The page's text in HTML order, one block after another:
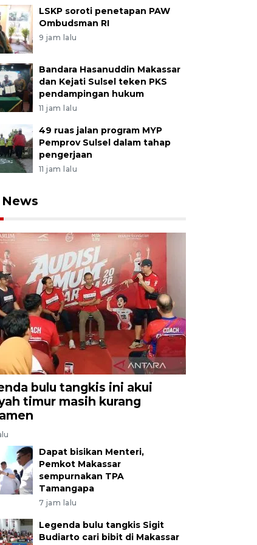
LSKP soroti penetapan PAW
Ombudsman RI
9 jam lalu
Bandara Hasanuddin Makassar
dan Kejati Sulsel teken PKS
pendampingan hukum
11 jam lalu
49 ruas jalan program MYP
Pemprov Sulsel dalam tahap
pengerjaan
11 jam lalu
bulu tangkis ini akui
timur masih kurang
Dapat bisikan Menteri,
Pemkot Makassar
sempurnakan TPA
Tamangapa
7 jam lalu
Legenda bulu tangkis Sigit
Budiarto cari bibit di Makassar